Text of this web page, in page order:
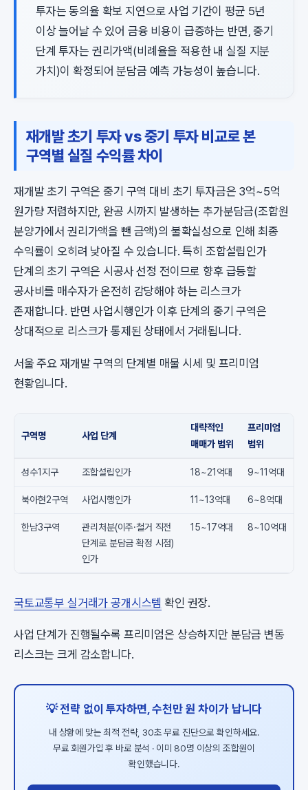
투자는 동의율 확보 지연으로 사업 기간이 평균 5년
이상 늘어날 수 있어 금융 비용이 급증하는 반면, 중기
단계 투자는 권리가액(비례율을 적용한 내 실질 지분
가치)이 확정되어 분담금 예측 가능성이 높습니다.
재개발 초기 투자 vs 중기 투자 비교로 본
구역별 실질 수익률 차이
재개발 초기 구역은 중기 구역 대비 초기 투자금은 3억~5억
원가량 저렴하지만, 완공 시까지 발생하는 추가분담금(조합원
분양가에서 권리가액을 뺀 금액)의 불확실성으로 인해 최종
수익률이 오히려 낮아질 수 있습니다. 특히 조합설립인가
단계의 초기 구역은 시공사 선정 전이므로 향후 급등할
공사비를 매수자가 온전히 감당해야 하는 리스크가
존재합니다. 반면 사업시행인가 이후 단계의 중기 구역은
상대적으로 리스크가 통제된 상태에서 거래됩니다.
서울 주요 재개발 구역의 단계별 매물 시세 및 프리미엄
현황입니다.
구역명 사업 단계
대략적인
매매가 범위
프리미엄
범위
성수1지구 조합설립인가 18~21억대 9~11억대
북아현2구역 사업시행인가 11~13억대 6~8억대
한남3구역
관리처분(이주·철거 직전
단계로 분담금 확정 시점)
인가
15~17억대 8~10억대
국토교통부 실거래가 공개시스템 확인 권장.
사업 단계가 진행될수록 프리미엄은 상승하지만 분담금 변동
리스크는 크게 감소합니다.
💡 전략 없이 투자하면, 수천만 원 차이가 납니다
내 상황에 맞는 최적 전략, 30초 무료 진단으로 확인하세요.
무료 회원가입 후 바로 분석 · 이미 80명 이상의 조합원이
확인했습니다.